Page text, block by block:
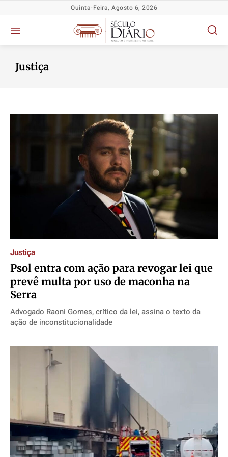
Política
Socioeconômicas
TV Século
Educação
Meio Ambiente
Cultura
Colunas
Política
Socioeconômicas
TV Século
Educação
Meio Ambiente
Cultura
Colunas
Política
Socioeconômicas
TV Século
Educação
Meio Ambiente
Cultura
Colunas
Política
Socioeconômicas
TV Século
Educação
Meio Ambiente
Cultura
Colunas
Quinta-Feira, Agosto 6, 2026
Justiça
Justiça
Psol entra com ação para revogar lei que
prevê multa por uso de maconha na
Serra
Advogado Raoni Gomes, crítico da lei, assina o texto da
ação de inconstitucionalidade